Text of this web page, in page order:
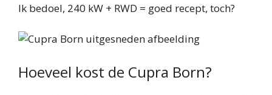
Ik bedoel, 240 kW + RWD = goed recept, toch?
Hoeveel kost de Cupra Born?